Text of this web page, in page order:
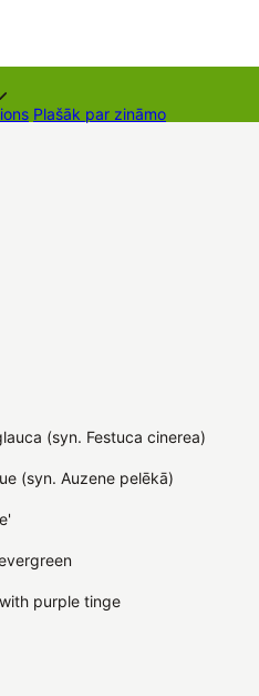
Plašāk par zināmo
(syn. Festuca cinerea)
(syn. Auzene pelēkā)
purple tinge